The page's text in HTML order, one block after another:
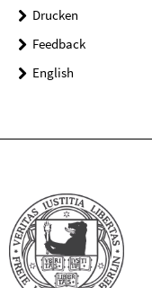
Drucken
Feedback
English